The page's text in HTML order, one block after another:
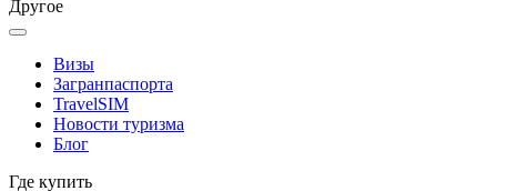
Другое
Визы
Загранпаспорта
TravelSIM
Новости туризма
Блог
Где купить